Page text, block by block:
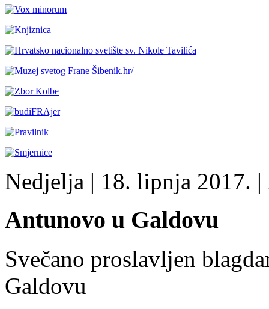
Nedjelja | 18. lipnja 2017. |
Antunovo u Galdovu
Svečano proslavljen
Galdovu